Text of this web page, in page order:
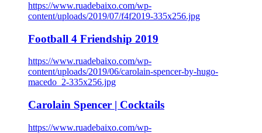
https://www.ruadebaixo.com/wp-
content/uploads/2019/07/f4f2019-335x256.jpg
Football 4 Friendship 2019
https://www.ruadebaixo.com/wp-
content/uploads/2019/06/carolain-spencer-by-hugo-
macedo_2-335x256.jpg
Carolain Spencer | Cocktails
https://www.ruadebaixo.com/wp-